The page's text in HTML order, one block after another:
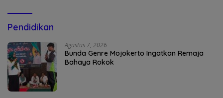
Pendidikan
Agustus 7, 2026
Bunda Genre Mojokerto Ingatkan Remaja
Bahaya Rokok